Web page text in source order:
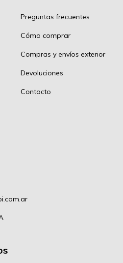
Preguntas frecuentes
Cómo comprar
Compras y envíos exterior
Devoluciones
Contacto